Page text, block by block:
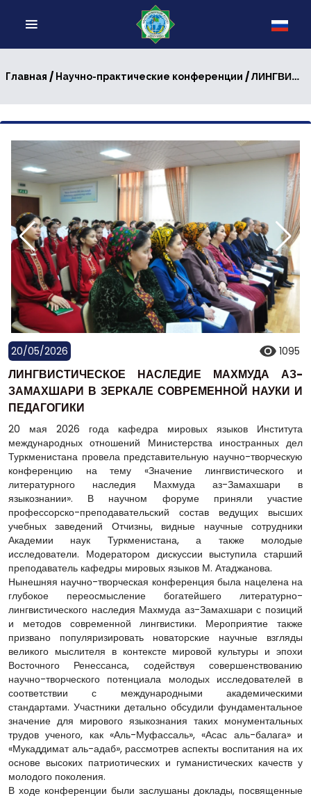
Главная / Научно-практические конференции / ЛИНГВИСТИЧЕСКОЕ НАСЛЕДИЕ МАХМУДА АЗ-ЗАМАХШАРИ В ЗЕРКАЛЕ СОВРЕМЕННОЙ НАУКИ И ПЕДАГОГИКИ
20/05/2026 1095
ЛИНГВИСТИЧЕСКОЕ НАСЛЕДИЕ МАХМУДА АЗ-
ЗАМАХШАРИ В ЗЕРКАЛЕ СОВРЕМЕННОЙ НАУКИ И
ПЕДАГОГИКИ
20 мая 2026 года кафедра мировых языков Института
международных отношений Министерства иностранных дел
Туркменистана провела представительную научно-творческую
конференцию на тему «Значение лингвистического и
литературного наследия Махмуда аз-Замахшари в
языкознании». В научном форуме приняли участие
профессорско-преподавательский состав ведущих высших
учебных заведений Отчизны, видные научные сотрудники
Академии наук Туркменистана, а также молодые
исследователи. Модератором дискуссии выступила старший
преподаватель кафедры мировых языков М. Атаджанова.
Нынешняя научно-творческая конференция была нацелена на
глубокое переосмысление богатейшего литературно-
лингвистического наследия Махмуда аз-Замахшари с позиций
и методов современной лингвистики. Мероприятие также
призвано популяризировать новаторские научные взгляды
великого мыслителя в контексте мировой культуры и эпохи
Восточного Ренессанса, содействуя совершенствованию
научно-творческого потенциала молодых исследователей в
соответствии с международными академическими
стандартами. Участники детально обсудили фундаментальное
значение для мирового языкознания таких монументальных
трудов ученого, как «Аль-Муфассаль», «Асас аль-балага» и
«Мукаддимат аль-адаб», рассмотрев аспекты воспитания на их
основе высоких патриотических и гуманистических качеств у
молодого поколения.
В ходе конференции были заслушаны доклады, посвященные